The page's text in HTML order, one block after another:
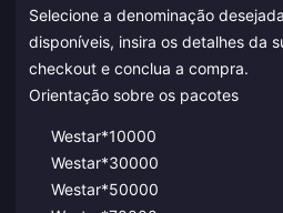
Selecione a denominação
disponíveis, insira os detalhes da
checkout e conclua a compra.
Orientação sobre os pacotes
Westar*10000
Westar*30000
Westar*50000